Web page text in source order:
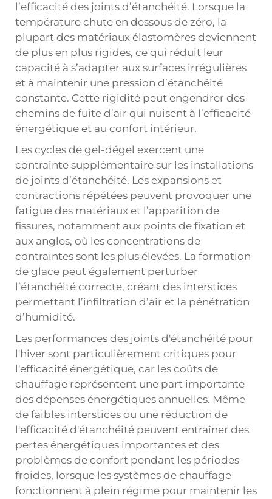
l’efficacité des joints d’étanchéité. Lorsque la
température chute en dessous de zéro, la
plupart des matériaux élastomères deviennent
de plus en plus rigides, ce qui réduit leur
capacité à s’adapter aux surfaces irrégulières
et à maintenir une pression d’étanchéité
constante. Cette rigidité peut engendrer des
chemins de fuite d’air qui nuisent à l’efficacité
énergétique et au confort intérieur.
Les cycles de gel-dégel exercent une
contrainte supplémentaire sur les installations
de joints d’étanchéité. Les expansions et
contractions répétées peuvent provoquer une
fatigue des matériaux et l’apparition de
fissures, notamment aux points de fixation et
aux angles, où les concentrations de
contraintes sont les plus élevées. La formation
de glace peut également perturber
l’étanchéité correcte, créant des interstices
permettant l’infiltration d’air et la pénétration
d’humidité.
Les performances des joints d'étanchéité pour
l'hiver sont particulièrement critiques pour
l'efficacité énergétique, car les coûts de
chauffage représentent une part importante
des dépenses énergétiques annuelles. Même
de faibles interstices ou une réduction de
l'efficacité d'étanchéité peuvent entraîner des
pertes énergétiques importantes et des
problèmes de confort pendant les périodes
froides, lorsque les systèmes de chauffage
fonctionnent à plein régime pour maintenir les